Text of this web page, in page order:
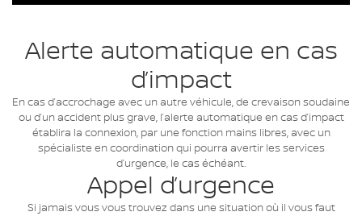
Alerte automatique en cas
d’impact
En cas d’accrochage avec un autre véhicule, de crevaison soudaine
ou d’un accident plus grave, l’alerte automatique en cas d’impact
établira la connexion, par une fonction mains libres, avec un
spécialiste en coordination qui pourra avertir les services
d’urgence, le cas échéant.
Appel d’urgence
Si jamais vous vous trouvez dans une situation où il vous faut